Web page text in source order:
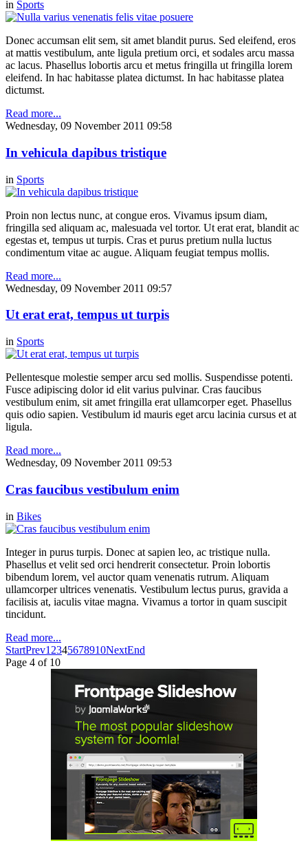
in Sports
Donec accumsan elit sem, sit amet blandit purus. Sed eleifend, eros
at mattis vestibulum, ante ligula pretium orci, et sodales arcu massa
ac lacus. Phasellus lobortis arcu et metus fringilla ut fringilla lorem
eleifend. In hac habitasse platea dictumst. In hac habitasse platea
dictumst.
Read more...
Wednesday, 09 November 2011 09:58
In vehicula dapibus tristique
in Sports
Proin non lectus nunc, at congue eros. Vivamus ipsum diam,
fringilla sed aliquam ac, malesuada vel tortor. Ut erat erat, blandit ac
egestas et, tempus ut turpis. Cras et purus pretium nulla luctus
condimentum vitae ac augue. Aliquam feugiat tempus mollis.
Read more...
Wednesday, 09 November 2011 09:57
Ut erat erat, tempus ut turpis
in Sports
Pellentesque molestie semper arcu sed mollis. Suspendisse potenti.
Fusce adipiscing dolor id elit varius pulvinar. Cras faucibus
vestibulum enim, sit amet fringilla erat ullamcorper eget. Phasellus
quis odio sapien. Vestibulum id mauris eget arcu lacinia cursus et at
ligula.
Read more...
Wednesday, 09 November 2011 09:53
Cras faucibus vestibulum enim
in Bikes
Integer in purus turpis. Donec at sapien leo, ac tristique nulla.
Phasellus et velit sed orci hendrerit consectetur. Proin lobortis
bibendum lorem, vel auctor quam venenatis rutrum. Aliquam
ullamcorper ultrices venenatis. Vestibulum lectus purus, gravida a
facilisis at, iaculis vitae magna. Vivamus a tortor in quam suscipit
tincidunt.
Read more...
StartPrev1 2345678910NextEnd
Page 4 of 10